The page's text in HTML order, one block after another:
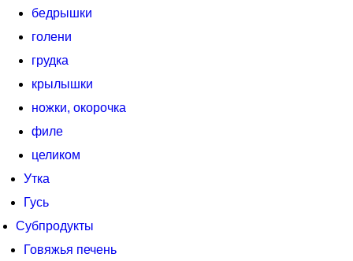
бедрышки
голени
грудка
крылышки
ножки, окорочка
филе
целиком
Утка
Гусь
Субпродукты
Говяжья печень